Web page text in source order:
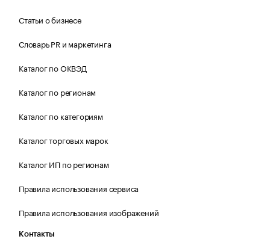
Статьи о бизнесе
Словарь PR и маркетинга
Каталог по ОКВЭД
Каталог по регионам
Каталог по категориям
Каталог торговых марок
Каталог ИП по регионам
Правила использования сервиса
Правила использования изображений
Контакты